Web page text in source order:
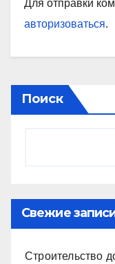
Для отправки
авторизоваться.
Поиск
Свежие
Строительство